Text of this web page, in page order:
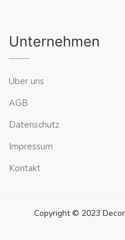
Unternehmen
Über uns
AGB
Datenschutz
Impressum
Kontakt
Copyright © 2023